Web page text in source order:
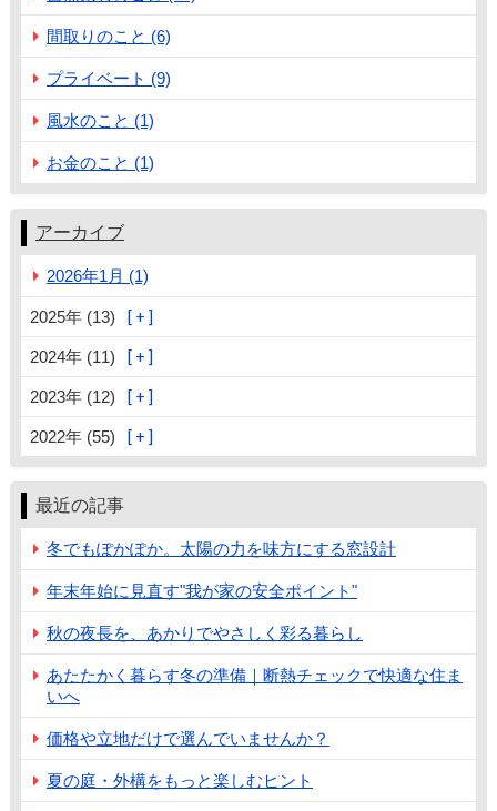
間取りのこと (6)
プライベート (9)
風水のこと (1)
お金のこと (1)
アーカイブ
2026年1月 (1)
2025年 (13)
2024年 (11)
2023年 (12)
2022年 (55)
最近の記事
冬でもぽかぽか。太陽の力を味方にする窓設計
年末年始に見直す"我が家の安全ポイント"
秋の夜長を、あかりでやさしく彩る暮らし
あたたかく暮らす冬の準備｜断熱チェックで快適な住ま
いへ
価格や立地だけで選んでいませんか？
夏の庭・外構をもっと楽しむヒント